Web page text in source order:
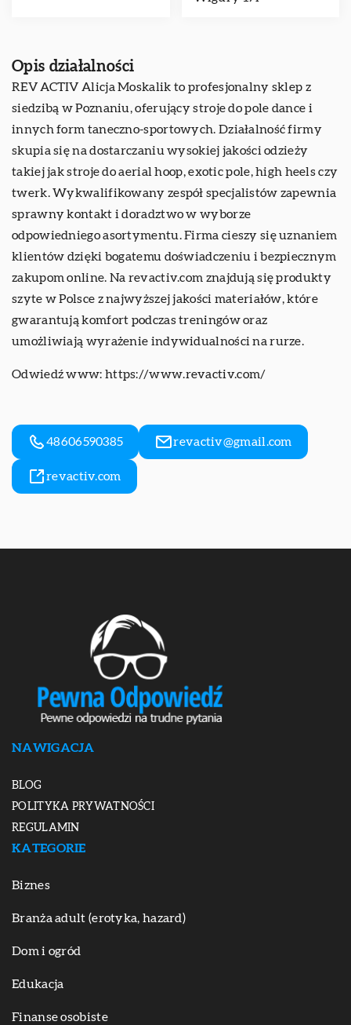
Opis działalności
REV ACTIV Alicja Moskalik to profesjonalny sklep z
siedzibą w Poznaniu, oferujący stroje do pole dance i
innych form taneczno-sportowych. Działalność firmy
skupia się na dostarczaniu wysokiej jakości odzieży
takiej jak stroje do aerial hoop, exotic pole, high heels czy
twerk. Wykwalifikowany zespół specjalistów zapewnia
sprawny kontakt i doradztwo w wyborze
odpowiedniego asortymentu. Firma cieszy się uznaniem
klientów dzięki bogatemu doświadczeniu i bezpiecznym
zakupom online. Na revactiv.com znajdują się produkty
szyte w Polsce z najwyższej jakości materiałów, które
gwarantują komfort podczas treningów oraz
umożliwiają wyrażenie indywidualności na rurze.
Odwiedź www: https://www.revactiv.com/
48606590385 revactiv@gmail.com
revactiv.com
NAWIGACJA
BLOG
POLITYKA PRYWATNOŚCI
REGULAMIN
KATEGORIE
Biznes
Branża adult (erotyka, hazard)
Dom i ogród
Edukacja
Finanse osobiste